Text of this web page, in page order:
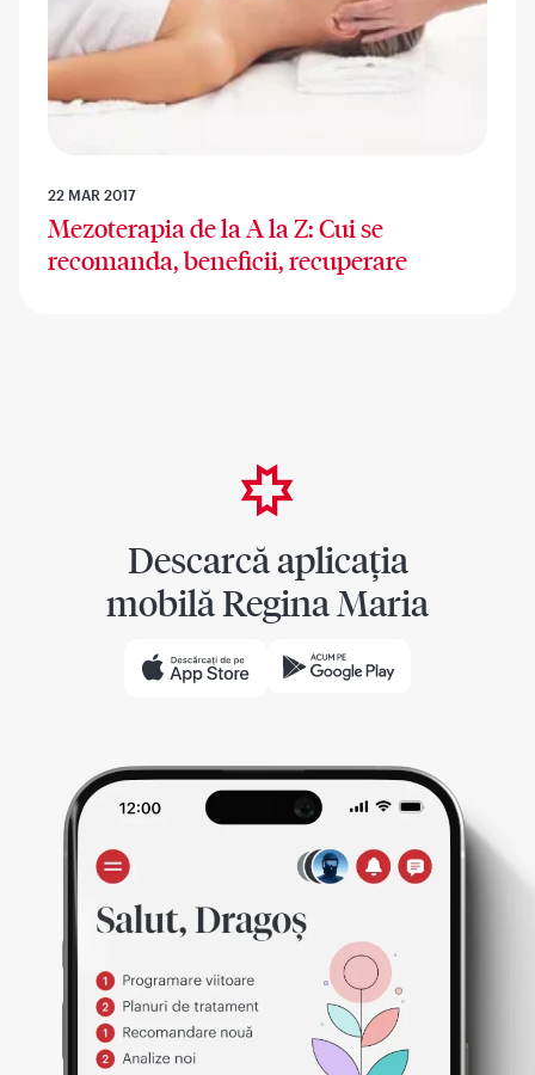
22 MAR 2017
Mezoterapia de la A la Z: Cui se
recomanda, beneficii, recuperare
Descarcă aplicația
mobilă Regina Maria